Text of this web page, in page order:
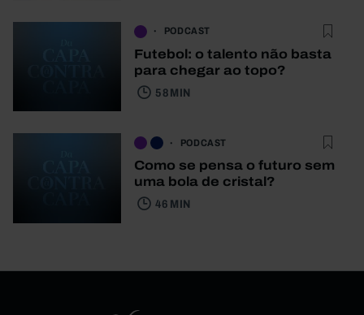
PODCAST
Futebol: o talento não basta
para chegar ao topo?
58 MIN
PODCAST
Como se pensa o futuro sem
uma bola de cristal?
46 MIN